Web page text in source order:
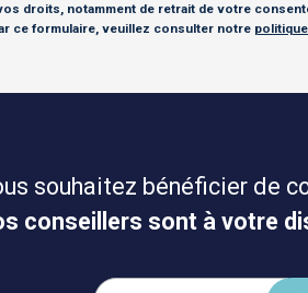
droits, notamment de retrait de votre
ce formulaire, veuillez consulter notre
souhaitez bénéficier de
conseillers sont à votre